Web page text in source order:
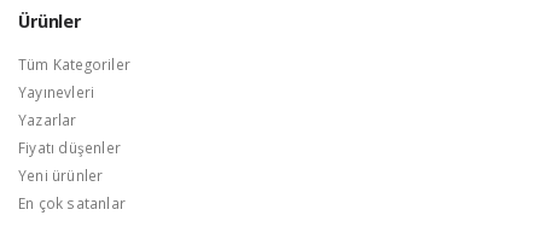
Ürünler
Tüm Kategoriler
Yayınevleri
Yazarlar
Fiyatı düşenler
Yeni ürünler
En çok satanlar